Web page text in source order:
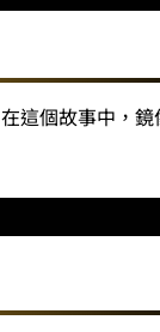
這個故事中，鏡